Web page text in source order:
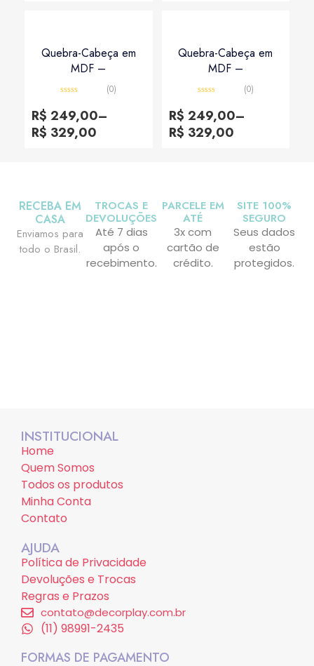
Quebra-Cabeça em
MDF –
0
de
5
(0)
R$ 249,00–
R$ 329,00
Quebra-Cabeça em
MDF –
0
de
5
(0)
R$ 249,00–
R$ 329,00
RECEBA EM
CASA
Enviamos para
todo o Brasil.
TROCAS E
DEVOLUÇÕES
Até 7 dias
após o
recebimento.
PARCELE EM
ATÉ
3x com
cartão de
crédito.
SITE 100%
SEGURO
Seus dados
estão
protegidos.
INSTITUCIONAL
Home
Quem Somos
Todos os produtos
Minha Conta
Contato
AJUDA
Política de Privacidade
Devoluções e Trocas
Regras e Prazos
contato@decorplay.com.br
(11) 98991-2435
FORMAS DE PAGAMENTO